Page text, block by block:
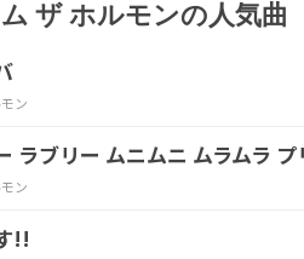
ザ ホルモンの人気曲
ン
ラブリー ムニムニ ムラムラ
ン
!!